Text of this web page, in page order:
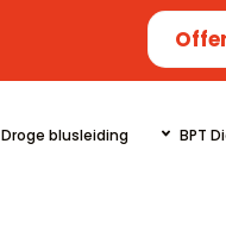
Droge blusleiding BPT